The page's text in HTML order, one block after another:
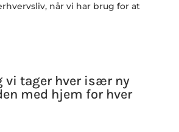
når vi har brug for at
vi tager hver især ny
med hjem for hver